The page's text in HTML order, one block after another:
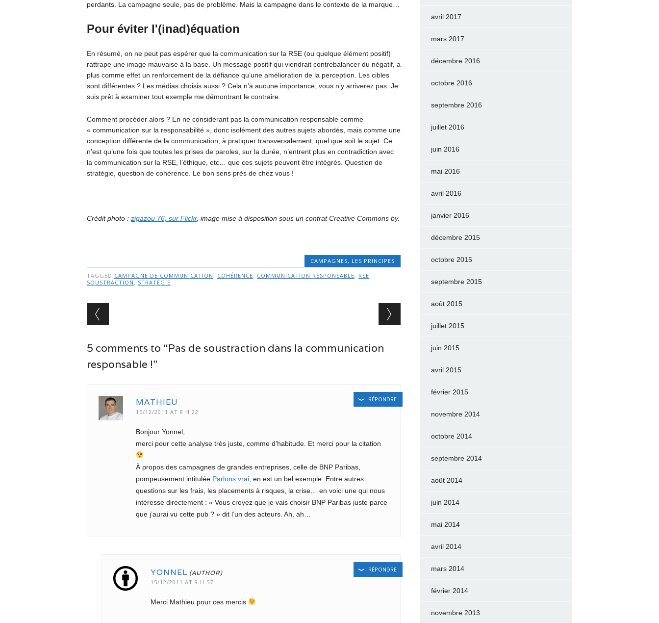
perdants. La campagne seule, pas de problème. Mais la campagne dans le contexte de la marque…
Pour éviter l'(inad)équation
En résumé, on ne peut pas espérer que la communication sur la RSE (ou quelque élément positif)
rattrape une image mauvaise à la base. Un message positif qui viendrait contrebalancer du négatif, a
plus comme effet un renforcement de la défiance qu’une amélioration de la perception. Les cibles
sont différentes ? Les médias choisis aussi ? Cela n’a aucune importance, vous n’y arriverez pas. Je
suis prêt à examiner tout exemple me démontrant le contraire.
Comment procéder alors ? En ne considérant pas la communication responsable comme
« communication sur la responsabilité », donc isolément des autres sujets abordés, mais comme une
conception différente de la communication, à pratiquer transversalement, quel que soit le sujet. Ce
n’est qu’une fois que toutes les prises de paroles, sur la durée, n’entrent plus en contradiction avec
la communication sur la RSE, l’éthique, etc… que ces sujets peuvent être intégrés. Question de
stratégie, question de cohérence. Le bon sens près de chez vous !
Crédit photo : zigazou 76, sur Flickr, image mise à disposition sous un contrat Creative Commons by.
CAMPAGNES, LES PRINCIPES
TAGGED CAMPAGNE DE COMMUNICATION , COHÉRENCE, COMMUNICATION RESPONSABLE, RSE,
SOUSTRACTION , STRATÉGIE
Post navigation
5 comments to “Pas de soustraction dans la communication
responsable !”
MATHIEU
15/12/2011 AT 8 H 22
Bonjour Yonnel,
merci pour cette analyse très juste, comme d’habitude. Et merci pour la citation
À propos des campagnes de grandes entreprises, celle de BNP Paribas,
pompeusement intitulée Parlons vrai, en est un bel exemple. Entre autres
questions sur les frais, les placements à risques, la crise… en voici une qui nous
intéresse directement : « Vous croyez que je vais choisir BNP Paribas juste parce
que j’aurai vu cette pub ? » dit l’un des acteurs. Ah, ah…
RÉPONDRE
YONNEL
15/12/2011 AT 9 H 57
Merci Mathieu pour ces mercis
RÉPONDRE
avril 2017
mars 2017
décembre 2016
octobre 2016
septembre 2016
juillet 2016
juin 2016
mai 2016
avril 2016
janvier 2016
décembre 2015
octobre 2015
septembre 2015
août 2015
juillet 2015
juin 2015
avril 2015
février 2015
novembre 2014
octobre 2014
septembre 2014
août 2014
juin 2014
mai 2014
avril 2014
mars 2014
février 2014
novembre 2013